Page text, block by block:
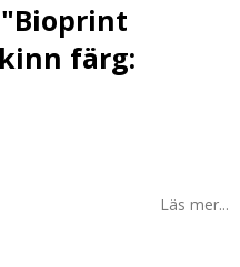
färg:
Läs mer...